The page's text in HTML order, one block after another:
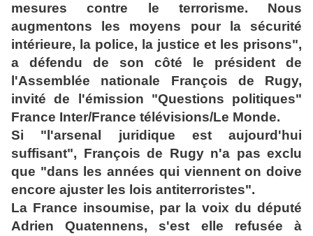
mesures contre le terrorisme. Nous
augmentons les moyens pour la sécurité
intérieure, la police, la justice et les prisons",
a défendu de son côté le président de
l'Assemblée nationale François de Rugy,
invité de l'émission "Questions politiques"
France Inter/France télévisions/Le Monde.
Si "l'arsenal juridique est aujourd'hui
suffisant", François de Rugy n'a pas exclu
que "dans les années qui viennent on doive
encore ajuster les lois antiterroristes".
La France insoumise, par la voix du député
Adrien Quatennens,
s'est elle refusée à